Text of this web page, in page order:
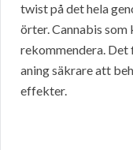
twist på det hela
örter. Cannabis som
rekommendera. Det
aning säkrare att
effekter.